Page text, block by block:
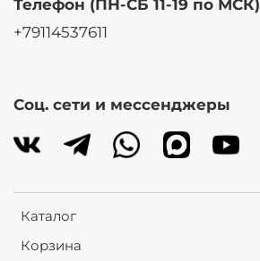
Каталог
Корзина
Телефон (ПН-СБ 11-19 по МСК)
+79114537611
Соц. сети и мессенджеры